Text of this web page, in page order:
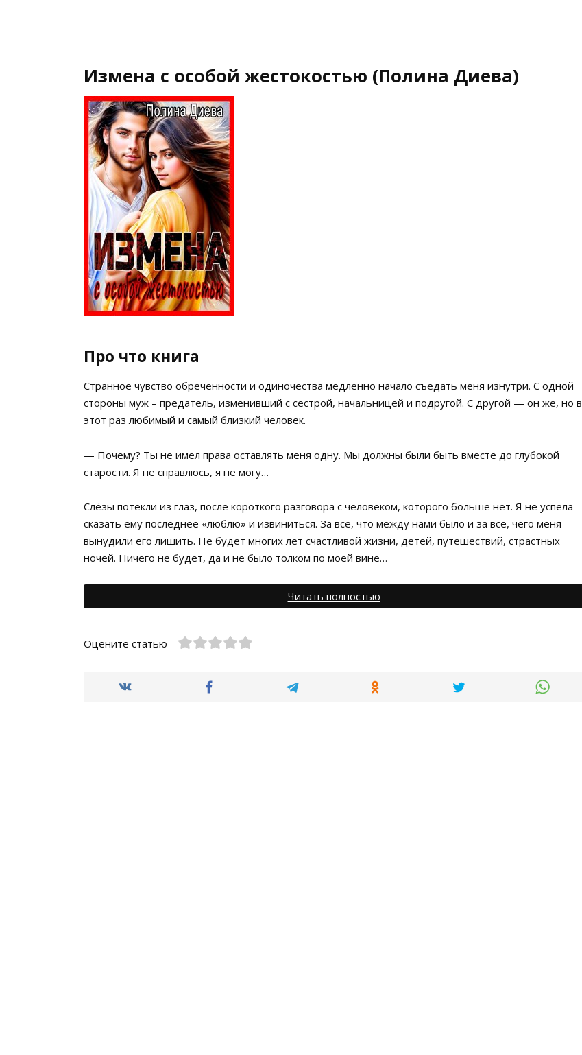
Измена с особой жестокостью (Полина Диева)
Про что книга
Странное чувство обречённости и одиночества медленно начало съедать меня изнутри. С одной
стороны муж – предатель, изменивший с сестрой, начальницей и подругой. С другой — он же, но в
этот раз любимый и самый близкий человек.
— Почему? Ты не имел права оставлять меня одну. Мы должны были быть вместе до глубокой
старости. Я не справлюсь, я не могу…
Слёзы потекли из глаз, после короткого разговора с человеком, которого больше нет. Я не успела
сказать ему последнее «люблю» и извиниться. За всё, что между нами было и за всё, чего меня
вынудили его лишить. Не будет многих лет счастливой жизни, детей, путешествий, страстных
ночей. Ничего не будет, да и не было толком по моей вине…
Читать полностью
Оцените статью